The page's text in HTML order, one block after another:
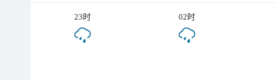
23时 02时